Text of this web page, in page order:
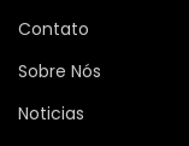
Contato
Sobre Nós
Noticias